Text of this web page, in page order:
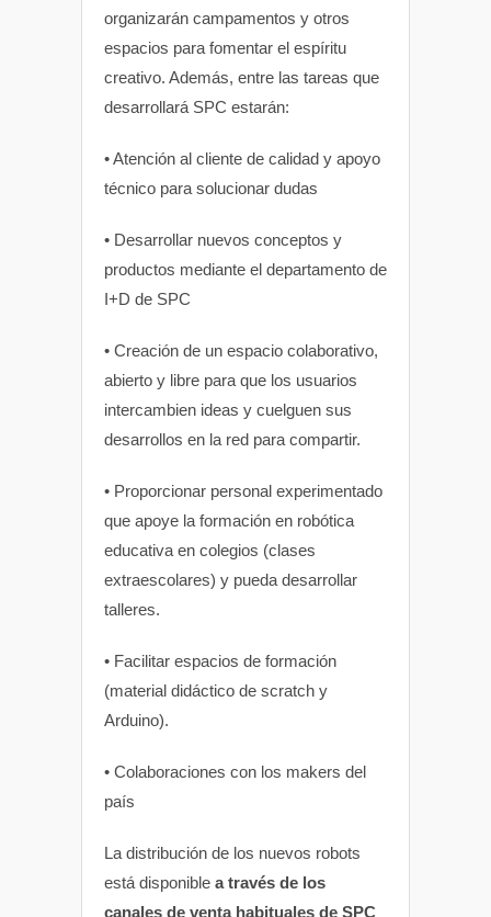
organizarán campamentos y otros
espacios para fomentar el espíritu
creativo. Además, entre las tareas que
desarrollará SPC estarán:
• Atención al cliente de calidad y apoyo
técnico para solucionar dudas
• Desarrollar nuevos conceptos y
productos mediante el departamento de
I+D de SPC
• Creación de un espacio colaborativo,
abierto y libre para que los usuarios
intercambien ideas y cuelguen sus
desarrollos en la red para compartir.
• Proporcionar personal experimentado
que apoye la formación en robótica
educativa en colegios (clases
extraescolares) y pueda desarrollar
talleres.
• Facilitar espacios de formación
(material didáctico de scratch y
Arduino).
• Colaboraciones con los makers del
país
La distribución de los nuevos robots
está disponible a través de los
canales de venta habituales de SPC